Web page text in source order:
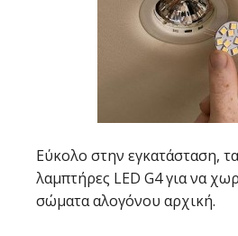
Εύκολο στην εγκατάσταση,
λαμπτήρες LED G4 για να
σώματα αλογόνου αρχική.